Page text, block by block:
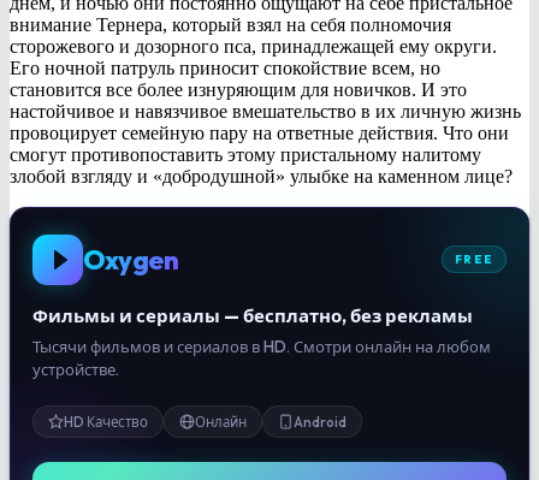
внимание Тернера, который взял на себя полномочия
сторожевого и дозорного пса, принадлежащей ему округи.
Его ночной патруль приносит спокойствие всем, но
становится все более изнуряющим для новичков. И это
настойчивое и навязчивое вмешательство в их личную жизнь
провоцирует семейную пару на ответные действия. Что они
смогут противопоставить этому пристальному налитому
злобой взгляду и «добродушной» улыбке на каменном лице?
Oxygen FREE
Фильмы и сериалы — бесплатно, без рекламы
Тысячи фильмов и сериалов в HD. Смотри онлайн на любом
устройстве.
HD Качество Онлайн Android